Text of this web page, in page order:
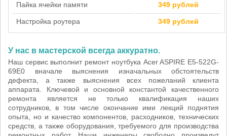
Пайка ячейки памяти 349 рублей
Настройка роутера 349 рублей
У нас в мастерской всегда аккуратно.
Наш сервис выполнит ремонт ноутбука Acer ASPIRE E5-522G-
69E0 вначале выяснения изначальных обстоятельств
дефекта, а также выяснения всех пожеланий клиента
аппарата. Ключевой и основной константой качественного
ремонта является не только квалификация наших
сотрудников, в том числе окончание ими лекций поднятия
опыта, но и качество компонентов, расходников, технических
средств, а также оборудования, требуемого для производства